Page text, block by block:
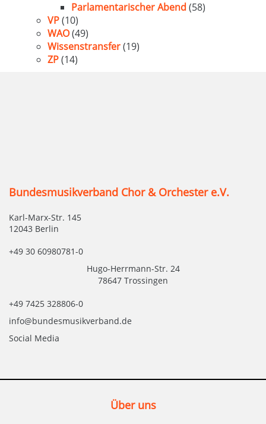
Parlamentarischer Abend (58)
VP(10)
WAO(49)
Wissenstransfer(19)
ZP(14)
Bundesmusikverband Chor & Orchester e.V.
Karl-Marx-Str. 145
12043 Berlin
+49 30 60980781-0
Hugo-Herrmann-Str. 24
78647 Trossingen
+49 7425 328806-0
info@bundesmusikverband.de
Social Media
Über uns